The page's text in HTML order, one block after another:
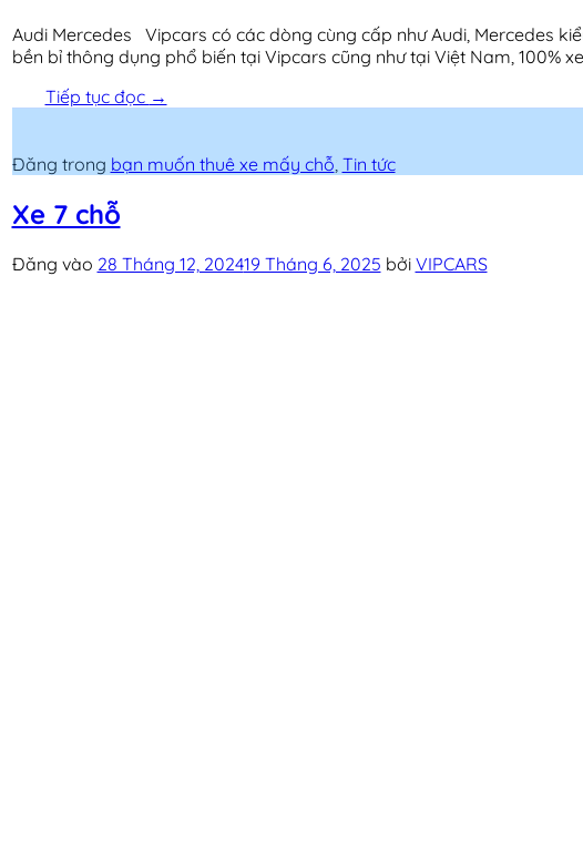
Audi Mercedes Vipcars có các dòng cùng cấp như Audi, Mercedes
bền bỉ thông dụng phổ biến tại Vipcars cũng như tại Việt Nam, 100%
Tiếp tục đọc →
Đăng trong bạn muốn thuê xe mấy chỗ Tin tức
Xe 7 chỗ
Đăng vào 28 Tháng 12, 202419 Tháng 6, 2025 bởi VIPCARS